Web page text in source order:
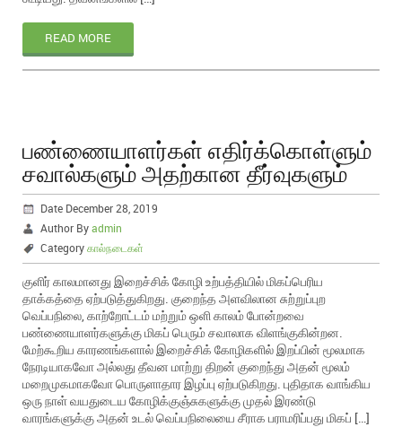
READ MORE
பண்ணையாளர்கள் எதிர்க்கொள்ளும்
சவால்களும் அதற்கான தீர்வுகளும்
Date December 28, 2019
Author Byadmin
Categoryகால்நடைகள்
குளிர் காலமானது இறைச்சிக் கோழி உற்பத்தியில் மிகப்பெரிய
தாக்கத்தை ஏற்படுத்துகிறது. குறைந்த அளவிலான சுற்றுப்புற
வெப்பநிலை, காற்றோட்டம் மற்றும் ஒளி காலம் போன்றவை
பண்ணையாளர்களுக்கு மிகப் பெரும் சவாலாக விளங்குகின்றன.
மேற்கூறிய காரணங்களால் இறைச்சிக் கோழிகளில் இறப்பின் மூலமாக
நேரடியாகவோ அல்லது தீவன மாற்று திறன் குறைந்து அதன் மூலம்
மறைமுகமாகவோ பொருளாதார இழப்பு ஏற்படுகிறது. புதிதாக வாங்கிய
ஒரு நாள் வயதுடைய கோழிக்குஞ்சுகளுக்கு முதல் இரண்டு
வாரங்களுக்கு அதன் உடல் வெப்பநிலையை சீராக பராமரிப்பது மிகப் […]